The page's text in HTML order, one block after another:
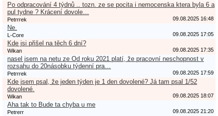
Po odpracování 4 týdnů .. tozn. ze se pocita i nemocenska ktera byla 6 a
pul tydne ? Krácení dovole…
Petrrrek 09.08.2025 16:48
Ne.
L-Core 09.08.2025 17:05
Kde jsi přišel na těch 6 dní?
Wikan 09.08.2025 17:35
nasel jsem na netu ze Od roku 2021 platí, že pracovní neschopnost v
rozsahu do 20násobku týdenní pra…
Petrrrek 09.08.2025 17:59
Kde jsem psal, že jeden týden je 1 den dovolené? Já tam psal 1/52
dovolené.
Wikan 09.08.2025 18:07
Aha tak to Bude ta chyba u me
Petrerr 09.08.2025 21:20